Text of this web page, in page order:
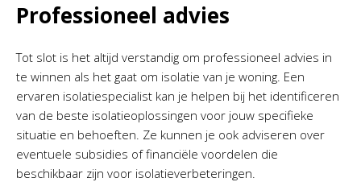
Professioneel advies
Tot slot is het altijd verstandig om professioneel advies in
te winnen als het gaat om isolatie van je woning. Een
ervaren isolatiespecialist kan je helpen bij het identificeren
van de beste isolatieoplossingen voor jouw specifieke
situatie en behoeften. Ze kunnen je ook adviseren over
eventuele subsidies of financiële voordelen die
beschikbaar zijn voor isolatieverbeteringen.